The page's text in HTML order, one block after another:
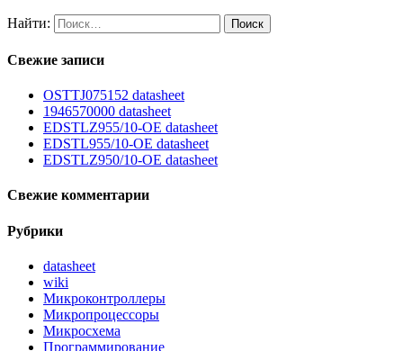
Найти:
Свежие записи
OSTTJ075152 datasheet
1946570000 datasheet
EDSTLZ955/10-OE datasheet
EDSTL955/10-OE datasheet
EDSTLZ950/10-OE datasheet
Свежие комментарии
Рубрики
datasheet
wiki
Микроконтроллеры
Микропроцессоры
Микросхема
Программирование